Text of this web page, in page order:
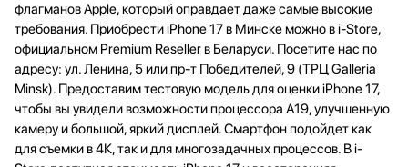
флагманов Apple, который оправдает даже самые высокие
требования. Приобрести iPhone 17 в Минске можно в i-Store,
официальном Premium Reseller в Беларуси. Посетите нас по
адресу: ул. Ленина, 5 или пр-т Победителей, 9 (ТРЦ Galleria
Minsk). Предоставим тестовую модель для оценки iPhone 17,
чтобы вы увидели возможности процессора А19, улучшенную
камеру и большой, яркий дисплей. Смартфон подойдет как
для съемки в 4К, так и для многозадачных процессов. В i-